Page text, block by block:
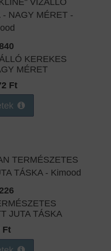
KEREKES
MÉRET
Ft
JUTA TÁSKA
Ft